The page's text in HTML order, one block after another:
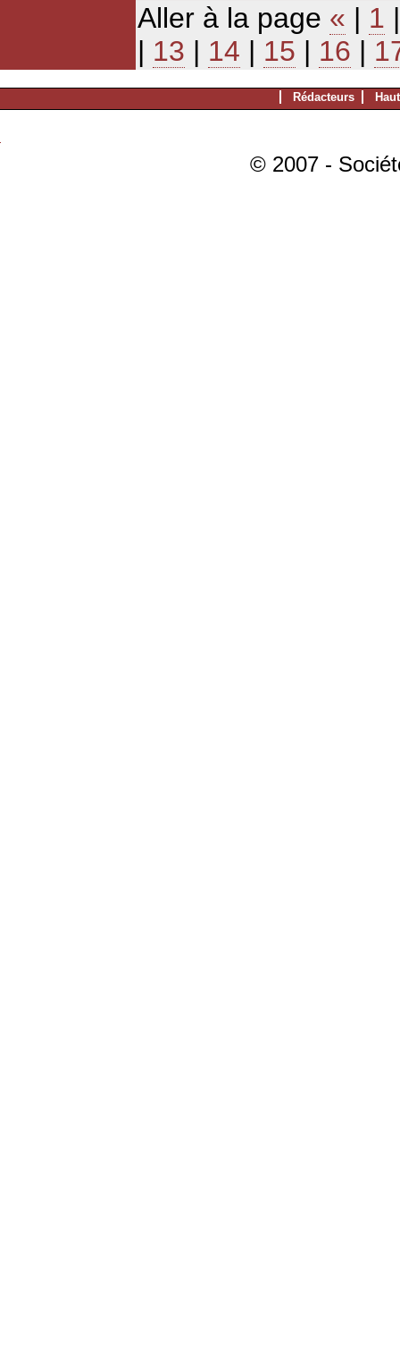
Aller à la page « | 1
| 13 | 14 | 15 | 16 |
Rédacteurs
© 2007 -